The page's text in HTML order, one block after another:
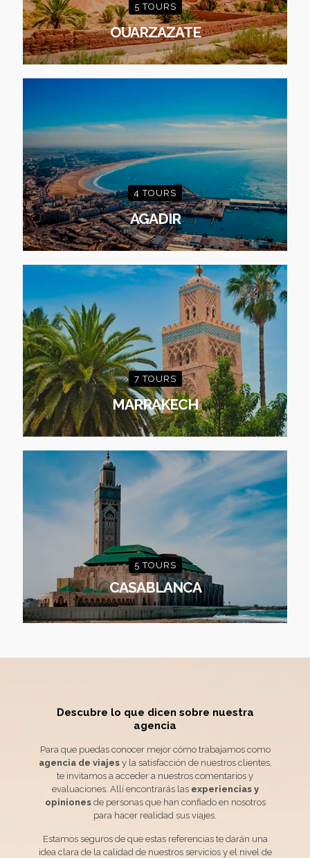
5 TOURS
OUARZAZATE
4 TOURS
AGADIR
7 TOURS
MARRAKECH
5 TOURS
CASABLANCA
Descubre lo que dicen sobre nuestra
agencia
Para que puedas conocer mejor cómo trabajamos como
agencia de viajesy la satisfacción de nuestros clientes,
te invitamos a acceder a nuestros comentarios y
evaluaciones. Allí encontrarás las experiencias y
opinionesde personas que han confiado en nosotros
para hacer realidad sus viajes.
Estamos seguros de que estas referencias te darán una
idea clara de la calidad de nuestros servicios y el nivel de